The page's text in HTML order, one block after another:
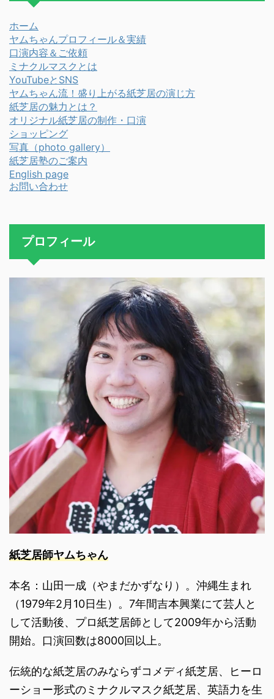
ホーム
ヤムちゃんプロフィール＆実績
口演内容＆ご依頼
ミナクルマスクとは
YouTubeとSNS
ヤムちゃん流！盛り上がる紙芝居の演じ方
紙芝居の魅力とは？
オリジナル紙芝居の制作・口演
ショッピング
写真（photo gallery）
紙芝居塾のご案内
English page
お問い合わせ
プロフィール
紙芝居師ヤムちゃん
本名：山田一成（やまだかずなり）。沖縄生まれ
（1979年2月10日生）。7年間吉本興業にて芸人と
して活動後、プロ紙芝居師として2009年から活動
開始。口演回数は8000回以上。
伝統的な紙芝居のみならずコメディ紙芝居、ヒーロ
ーショー形式のミナクルマスク紙芝居、英語力を生